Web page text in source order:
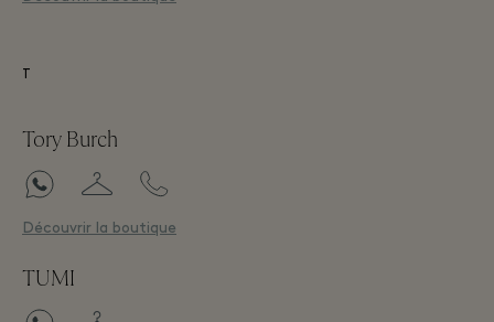
Tory Burch
Découvrir la boutique
TUMI